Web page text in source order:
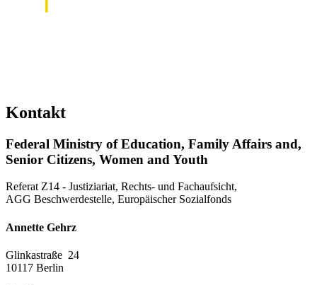
Kontakt
Federal Ministry of Education, Family Affairs and,
Senior Citizens, Women and Youth
Referat Z14 - Justiziariat, Rechts- und Fachaufsicht,
AGG Beschwerdestelle, Europäischer Sozialfonds
Annette Gehrz
Glinkastraße 24
10117 Berlin